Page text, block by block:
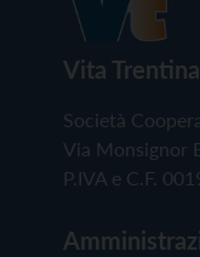
Vita
Società
Via Monsignor
P.IVA e C.F.